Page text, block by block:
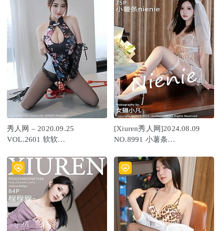
秀人网 – 2020.09.25
VOL.2601 软软
[Xiuren秀人网]2024.08.09
NO.8991 小薯条